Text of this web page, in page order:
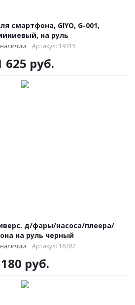
смартфона, GIYO, G-001,
на руль
Артикул: 19315
625 руб.
д/фары/насоса/плеера/
телефона на руль черный
Артикул: 16782
180 руб.